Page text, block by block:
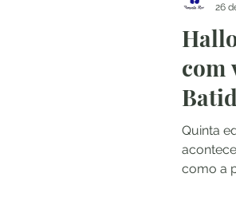
com
Quinta
como a
26